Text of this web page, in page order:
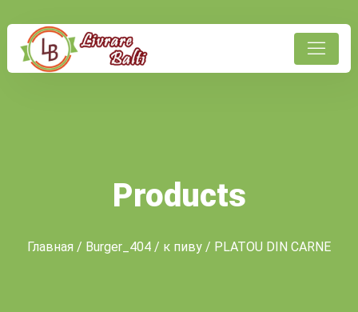
Products
Главная / Burger_404 / к пиву / PLATOU DIN CARNE